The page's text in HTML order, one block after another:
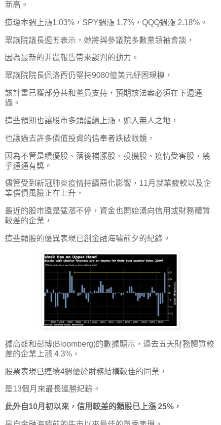
新高。
道瓊本週上漲1.03%，SPY週漲 1.7%，QQQ週漲 2.18%。
眾議院議長週五表示，她將與參議院多數黨領袖會談，
因為最新的非農報告帶來談判的動力。
眾議院院長佩洛西仍堅持9080億美元紓困規模，
該計畫已獲部分共和黨員支持，預期該法案必須在下週通
過。
這些預期也讓股市多頭繼續上漲，如入無人之地，
也讓過去許多價值投資的信奉者跌破眼鏡，
因為不管是績優股、落後補漲股、投機股、疫情受害股，幾
乎通通有獎。
儘管受到新冠肺炎疫情持續惡化影響，11月就業疲軟以及企
業償債風險正在上升，
最近的股市還是猛漲不停，資金也開始湧向信用或財務體質
較差的企業，
這些類股的優異表現已創金融海嘯前夕的紀錄。
據高盛和彭博(Bloomberg)的數據顯示，過去五天財務體質較
差的企業上漲 4.3%，
股票表現已連續4週優於財務結構較佳的同業，
是13個月來最長連勝紀錄。
此外自10月初以來，信用較差的類股已上漲 25%，